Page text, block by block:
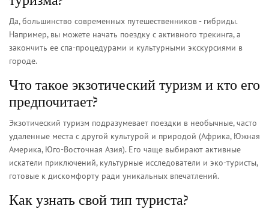
Да, большинство современных путешественников - гибриды.
Например, вы можете начать поездку с активного трекинга, а
закончить ее спа-процедурами и культурными экскурсиями в
городе.
Что такое экзотический туризм и кто его
предпочитает?
Экзотический туризм подразумевает поездки в необычные, часто
удаленные места с другой культурой и природой (Африка, Южная
Америка, Юго-Восточная Азия). Его чаще выбирают активные
искатели приключений, культурные исследователи и эко-туристы,
готовые к дискомфорту ради уникальных впечатлений.
Как узнать свой тип туриста?